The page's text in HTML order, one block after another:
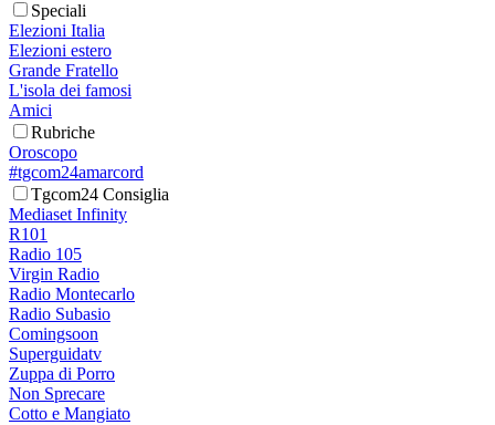
Speciali
Elezioni Italia
Elezioni estero
Grande Fratello
L'isola dei famosi
Amici
Rubriche
Oroscopo
#tgcom24amarcord
Tgcom24 Consiglia
Mediaset Infinity
R101
Radio 105
Virgin Radio
Radio Montecarlo
Radio Subasio
Comingsoon
Superguidatv
Zuppa di Porro
Non Sprecare
Cotto e Mangiato